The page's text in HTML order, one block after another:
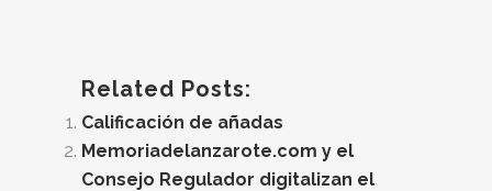
Related Posts:
Calificación de añadas
Memoriadelanzarote.com y el
Consejo Regulador digitalizan el